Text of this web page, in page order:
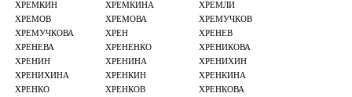
ХРЕМКИН
ХРЕМКИНА
ХРЕМЛИ
ХРЕМОВ
ХРЕМОВА
ХРЕМУЧКОВ
ХРЕМУЧКОВА
ХРЕН
ХРЕНЕВ
ХРЕНЕВА
ХРЕНЕНКО
ХРЕНИКОВА
ХРЕНИН
ХРЕНИНА
ХРЕНИХИН
ХРЕНИХИНА
ХРЕНКИН
ХРЕНКИНА
ХРЕНКО
ХРЕНКОВ
ХРЕНКОВА